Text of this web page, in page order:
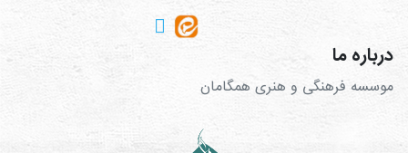
درباره ما
موسسه فرهنگی و هنری همگامان